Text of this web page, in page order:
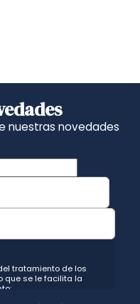
nuestras novedades
tratamiento de los
que se le facilita la